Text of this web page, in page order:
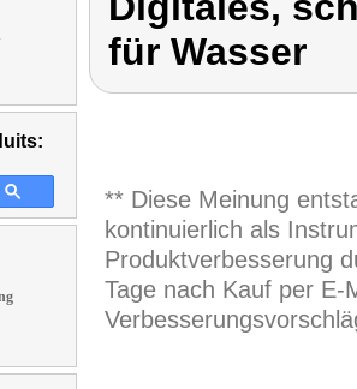
für Wasser
** Diese Meinung
kontinuierlich als
Produktverbesserung
Tage nach Kauf per E-